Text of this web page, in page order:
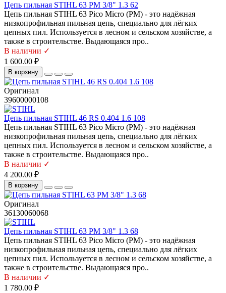
Цепь пильная STIHL 63 PM 3/8" 1.3 62
Цепь пильная STIHL 63 Pico Micro (PM) - это надёжная
низкопрофильная пильная цепь, специально для лёгких
цепных пил. Используется в лесном и сельском хозяйстве, а
также в строительстве. Выдающаяся про..
В наличии ✓
1 600.00 ₽
В корзину
Оригинал
39600000108
Цепь пильная STIHL 46 RS 0.404 1.6 108
Цепь пильная STIHL 63 Pico Micro (PM) - это надёжная
низкопрофильная пильная цепь, специально для лёгких
цепных пил. Используется в лесном и сельском хозяйстве, а
также в строительстве. Выдающаяся про..
В наличии ✓
4 200.00 ₽
В корзину
Оригинал
36130060068
Цепь пильная STIHL 63 PM 3/8" 1.3 68
Цепь пильная STIHL 63 Pico Micro (PM) - это надёжная
низкопрофильная пильная цепь, специально для лёгких
цепных пил. Используется в лесном и сельском хозяйстве, а
также в строительстве. Выдающаяся про..
В наличии ✓
1 780.00 ₽